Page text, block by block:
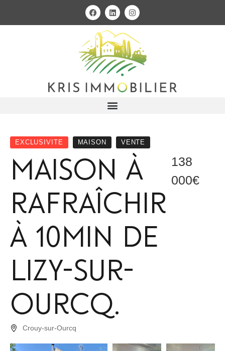
EXCLUSIVITE MAISON VENTE
Maison à
rafraîchir
à 10min de
Lizy-sur-
Ourcq.
Crouy-sur-Ourcq
138
000€